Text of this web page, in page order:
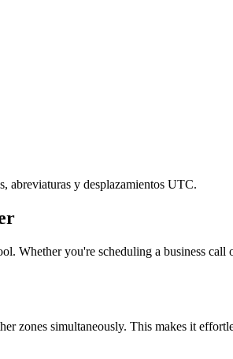
abreviaturas y desplazamientos UTC.
Whether you're scheduling a business
zones simultaneously. This makes it